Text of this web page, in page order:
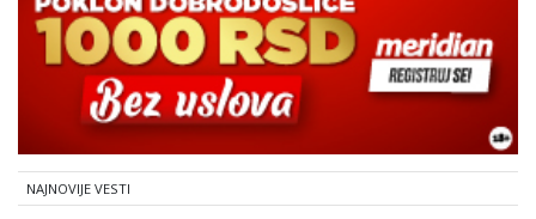
NAJNOVIJE VESTI